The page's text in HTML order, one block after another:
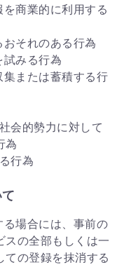
商業的に利用する
それのある行為
試みる行為
または蓄積する行
会的勢力に対して
為
行為
場合には、事前の
スの全部もしくは一
の登録を抹消する